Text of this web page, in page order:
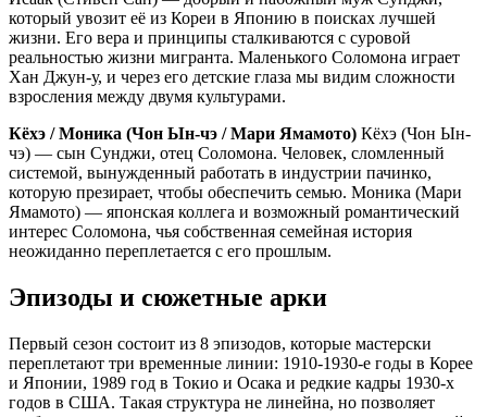
который увозит её из Кореи в Японию в поисках лучшей
жизни. Его вера и принципы сталкиваются с суровой
реальностью жизни мигранта. Маленького Соломона играет
Хан Джун-у, и через его детские глаза мы видим сложности
взросления между двумя культурами.
Кёхэ / Моника (Чон Ын-чэ / Мари Ямамото) Кёхэ (Чон Ын-
чэ) — сын Сунджи, отец Соломона. Человек, сломленный
системой, вынужденный работать в индустрии пачинко,
которую презирает, чтобы обеспечить семью. Моника (Мари
Ямамото) — японская коллега и возможный романтический
интерес Соломона, чья собственная семейная история
неожиданно переплетается с его прошлым.
Эпизоды и сюжетные арки
Первый сезон состоит из 8 эпизодов, которые мастерски
переплетают три временные линии: 1910-1930-е годы в Корее
и Японии, 1989 год в Токио и Осака и редкие кадры 1930-х
годов в США. Такая структура не линейна, но позволяет